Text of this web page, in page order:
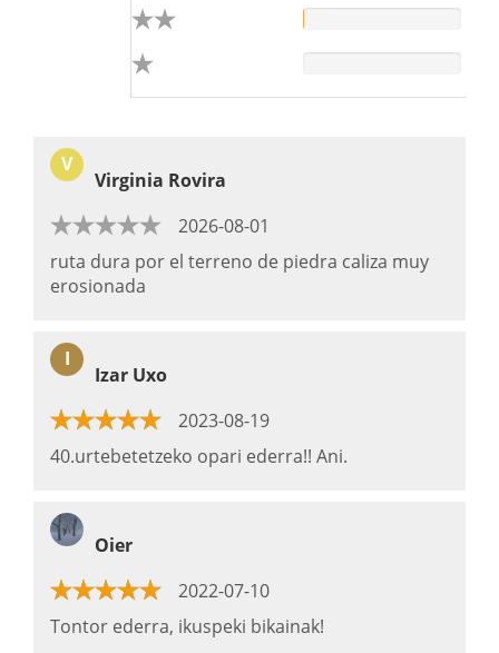
V
Virginia Rovira
2026-08-01
ruta dura por el terreno de piedra caliza muy
erosionada
I
Izar Uxo
2023-08-19
40.urtebetetzeko opari ederra!! Ani.
Oier
2022-07-10
Tontor ederra, ikuspeki bikainak!